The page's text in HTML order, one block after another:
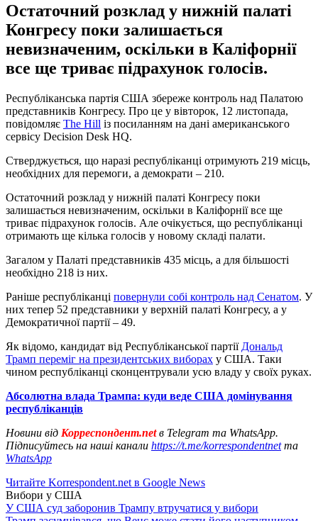
Остаточний розклад у нижній палаті
Конгресу поки залишається
невизначеним, оскільки в Каліфорнії
все ще триває підрахунок голосів.
Республіканська партія США збереже контроль над Палатою
представників Конгресу. Про це у вівторок, 12 листопада,
повідомляє The Hill із посиланням на дані американського
сервісу Decision Desk HQ.
Стверджується, що наразі республіканці отримують 219 місць,
необхідних для перемоги, а демократи – 210.
Остаточний розклад у нижній палаті Конгресу поки
залишається невизначеним, оскільки в Каліфорнії все ще
триває підрахунок голосів. Але очікується, що республіканці
отримають ще кілька голосів у новому складі палати.
Загалом у Палаті представників 435 місць, а для більшості
необхідно 218 із них.
Раніше республіканці повернули собі контроль над Сенатом. У
них тепер 52 представники у верхній палаті Конгресу, а у
Демократичної партії – 49.
Як відомо, кандидат від Республіканської партії Дональд
Трамп переміг на президентських виборах у США. Таки
чином республіканці сконцентрували усю владу у своїх руках.
Абсолютна влада Трампа: куди веде США домінування
республіканців
Новини від Корреспондент.netв Telegram та WhatsApp.
Підписуйтесь на наші канали https://t.me/korrespondentnetта
WhatsApp
Читайте Korrespondent.net в Google News
Вибори у США
У США суд заборонив Трампу втручатися у вибори